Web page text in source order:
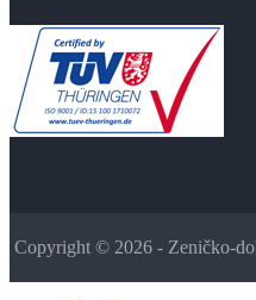
Copyright © 2026 - Zeničko-